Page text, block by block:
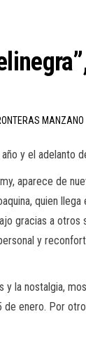
MANZANO
y el adelanto
aparece de
quien
gracias a otros
y
y la nostalgia,
enero. Por